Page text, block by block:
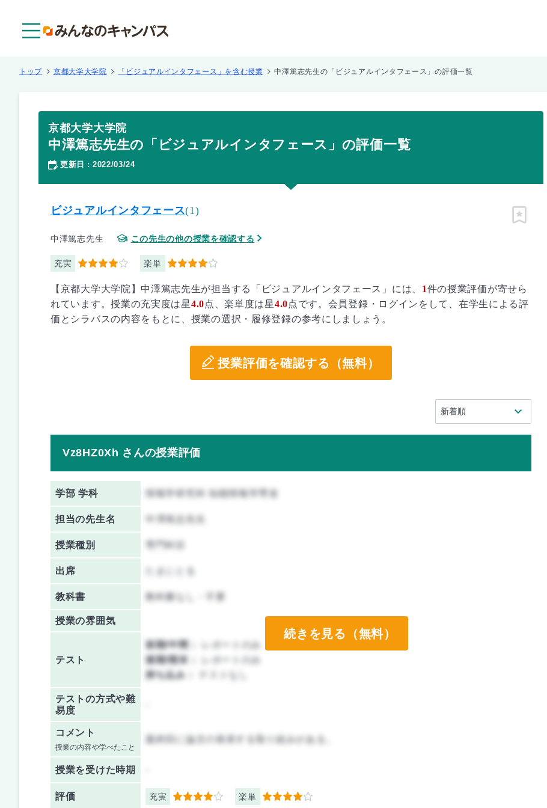
トップ 京都大学大学院 「ビジュアルインタフェース」を含む授業 中澤篤志先生の「ビジュアルインタフェース」の評価一覧
京都大学大学院
中澤篤志先生の「ビジュアルインタフェース」の評価一覧
更新日 ： 2022/03/24
ビジュアルインタフェース(1)
中澤篤志先生 この先生の他の授業を確認する
充実 4 楽単 4
ピン留め
【京都大学大学院】中澤篤志先生が担当する「ビジュアルインタフェース」には、 1件の授業評価が寄せら
れています。授業の充実度は星4.0点、楽単度は星4.0点です。会員登録・ログインをして、在学生による評
価とシラバスの内容をもとに、授業の選択・履修登録の参考にしましょう。
授業評価を確認する（無料）
Vz8HZ0Xh さんの授業評価
学部 学科 情報学研究科 知能情報学専攻
担当の先生名
授業種別 専門科目
出席
教科書 教科書なし・不要
授業の雰囲気
テスト
前期/中間：
レポートのみ
後期/期末：
レポートのみ
持ち込み：
テストの方式や難
易度
コメント
授業の内容や学べたこと
最終回に論文の発表する取り組みがある。
授業を受けた時期
評価 充実 4 楽単 4
続きを見る（無料）